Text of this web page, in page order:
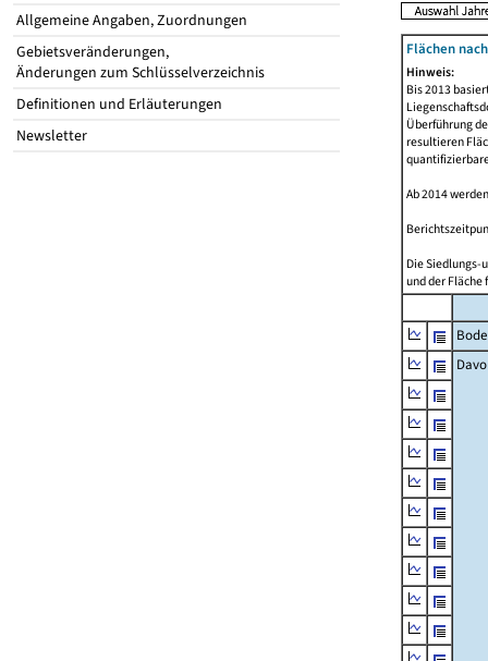
Allgemeine Angaben, Zuordnungen
Gebietsveränderungen,
Änderungen zum Schlüsselverzeichnis
Definitionen und Erläuterungen
Newsletter
Flächen
Hinweis:
Bis 2013
Überführung
resultieren
Ab 2014
Die Siedlungs-
und der Fläche